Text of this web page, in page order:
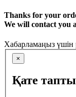
Thanks for your
We will contact you
Хабарламаңыз үшін
×
Қате